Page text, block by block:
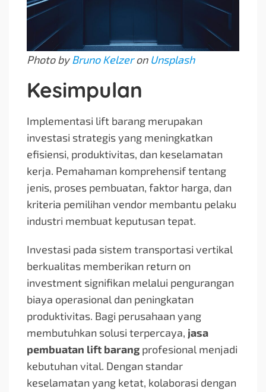
Photo by Bruno Kelzeron Unsplash
Kesimpulan
Implementasi lift barang merupakan
investasi strategis yang meningkatkan
efisiensi, produktivitas, dan keselamatan
kerja. Pemahaman komprehensif tentang
jenis, proses pembuatan, faktor harga, dan
kriteria pemilihan vendor membantu pelaku
industri membuat keputusan tepat.
Investasi pada sistem transportasi vertikal
berkualitas memberikan return on
investment signifikan melalui pengurangan
biaya operasional dan peningkatan
produktivitas. Bagi perusahaan yang
membutuhkan solusi terpercaya, jasa
pembuatan lift barangprofesional menjadi
kebutuhan vital. Dengan standar
keselamatan yang ketat, kolaborasi dengan